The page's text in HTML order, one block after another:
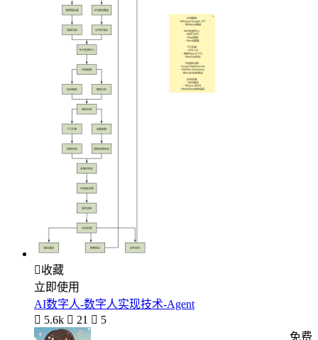
收藏
立即使用
AI数字人-数字人实现技术-Agent
 5.6k  21  5
免费